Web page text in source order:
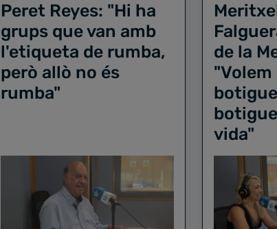
Peret Reyes: "Hi ha
grups que van amb
l'etiqueta de rumba,
però allò no és
rumba"
de la
"Volem
vida"